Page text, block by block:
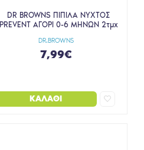
DR.BROWNS
DR BROWNS ΠΙΠΙΛΑ ΝΥΧΤΟΣ
PREVENT ΑΓΟΡΙ 0-6 ΜΗΝΩΝ 2τμχ
7,99€
ΚΑΛΆΘΙ